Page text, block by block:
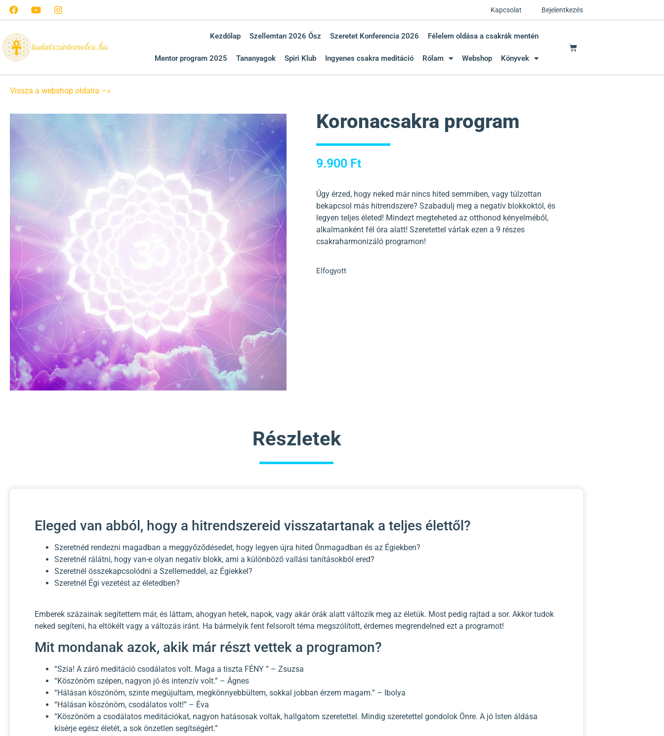
Kapcsolat Bejelentkezés
Kezdőlap Szellemtan 2026 Ősz Szeretet Konferencia 2026 Félelem oldása a csakrák mentén
Mentor program 2025 Tananyagok Spiri Klub Ingyenes csakra meditáció Rólam Webshop Könyvek
Vissza a webshop oldalra –»
Koronacsakra program
9.900 Ft
Úgy érzed, hogy neked már nincs hited semmiben, vagy túlzottan
bekapcsol más hitrendszere? Szabadulj meg a negatív blokkoktól, és
legyen teljes életed! Mindezt megteheted az otthonod kényelméből,
alkalmanként fél óra alatt! Szeretettel várlak ezen a 9 részes
csakraharmonizáló programon!
Elfogyott
Részletek
Eleged van abból, hogy a hitrendszereid visszatartanak a teljes élettől?
Szeretnéd rendezni magadban a meggyőződésedet, hogy legyen újra hited Önmagadban és az Égiekben?
Szeretnél rálátni, hogy van-e olyan negatív blokk, ami a különböző vallási tanításokból ered?
Szeretnél összekapcsolódni a Szellemeddel, az Égiekkel?
Szeretnél Égi vezetést az életedben?
Emberek százainak segítettem már, és láttam, ahogyan hetek, napok, vagy akár órák alatt változik meg az életük. Most pedig rajtad a sor. Akkor tudok
neked segíteni, ha eltökélt vagy a változás iránt. Ha bármelyik fent felsorolt téma megszólított, érdemes megrendelned ezt a programot!
Mit mondanak azok, akik már részt vettek a programon?
“Szia! A záró meditáció csodálatos volt. Maga a tiszta FÉNY ” – Zsuzsa
“Köszönöm szépen, nagyon jó és intenzív volt.” – Ágnes
“Hálásan köszönöm, szinte megújultam, megkönnyebbültem, sokkal jobban érzem magam.” – Ibolya
“Hálásan köszönöm, csodálatos volt!” – Éva
“Köszönöm a csodálatos meditációkat, nagyon hatásosak voltak, hallgatom szeretettel. Mindig szeretettel gondolok Önre. A jó Isten áldása
kísérje egész életét, a sok önzetlen segítségért.”